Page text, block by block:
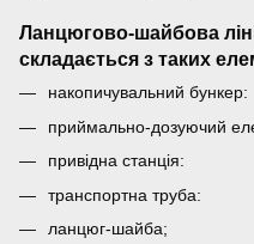
Ланцюгово-шайбова
складається з таких
накопичувальний бункер:
приймально-дозуючий
привідна станція:
транспортна труба:
ланцюг-шайба;